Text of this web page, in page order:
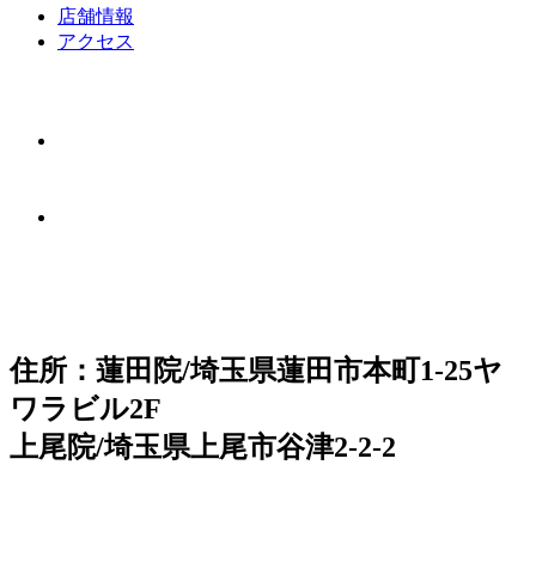
店舗情報
アクセス
住所：蓮田院/埼玉県蓮田市本町1-25ヤ
ワラビル2F
上尾院/埼玉県上尾市谷津2-2-2